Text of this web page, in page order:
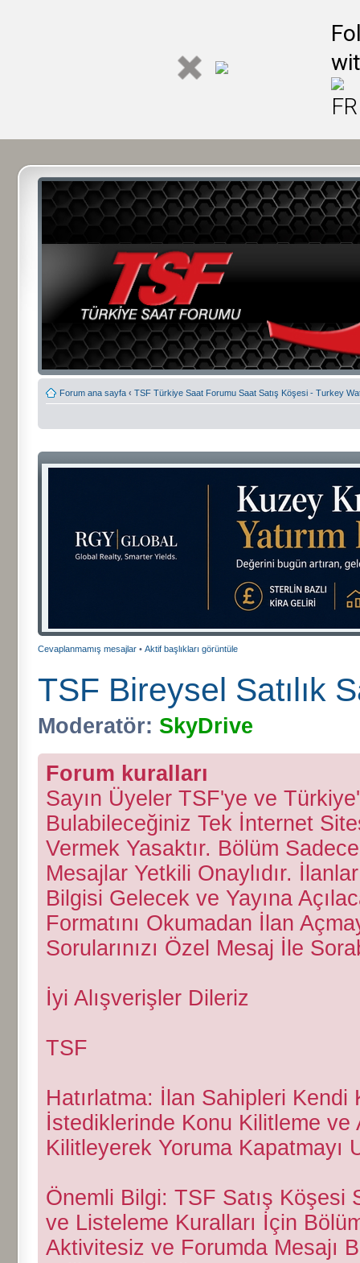
Forum ana sayfa ‹ TSF Türkiye Saat Forumu Saat Satış Köşesi - Turkey
Cevaplanmamış mesajlar • Aktif başlıkları görüntüle
TSF Bireysel Satılık
Moderatör: SkyDrive
Forum kuralları
Sayın Üyeler TSF'ye ve
Bulabileceğiniz Tek İnternet
Vermek Yasaktır. Bölüm
Mesajlar Yetkili Onaylıdır.
Bilgisi Gelecek ve Yayına
Formatını Okumadan İlan
Sorularınızı Özel Mesaj İle
İyi Alışverişler Dileriz
TSF
Hatırlatma: İlan Sahipleri Kendi
İstediklerinde Konu Kilitleme ve
Kilitleyerek Yoruma Kapatmayı
Önemli Bilgi: TSF Satış Köşesi
ve Listeleme Kuralları İçin
Aktivitesiz ve Forumda Mesajı